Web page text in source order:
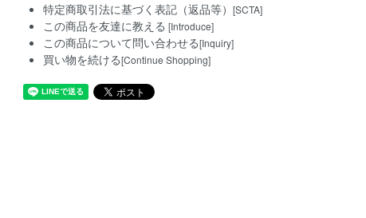
特定商取引法に基づく表記（返品等）[SCTA]
この商品を友達に教える [Introduce]
この商品について問い合わせる[Inquiry]
買い物を続ける[Continue Shopping]